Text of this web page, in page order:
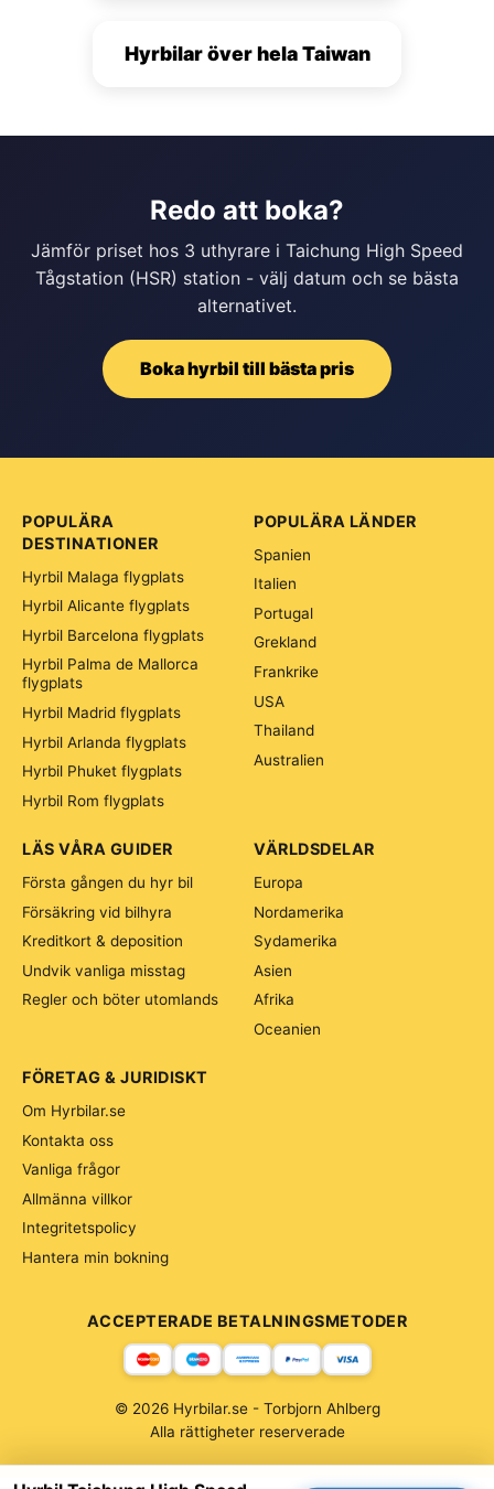
Hyrbilar över hela Taiwan
Redo att boka?
Jämför priset hos 3 uthyrare i Taichung High Speed
Tågstation (HSR) station - välj datum och se bästa
alternativet.
Boka hyrbil till bästa pris
POPULÄRA
DESTINATIONER
Hyrbil Malaga flygplats
Hyrbil Alicante flygplats
Hyrbil Barcelona flygplats
Hyrbil Palma de Mallorca
flygplats
Hyrbil Madrid flygplats
Hyrbil Arlanda flygplats
Hyrbil Phuket flygplats
Hyrbil Rom flygplats
POPULÄRA LÄNDER
Spanien
Italien
Portugal
Grekland
Frankrike
USA
Thailand
Australien
VÄRLDSDELAR
Europa
Nordamerika
Sydamerika
Asien
Afrika
Oceanien
LÄS VÅRA GUIDER
Första gången du hyr bil
Försäkring vid bilhyra
Kreditkort & deposition
Undvik vanliga misstag
Regler och böter utomlands
FÖRETAG & JURIDISKT
Om Hyrbilar.se
Kontakta oss
Vanliga frågor
Allmänna villkor
Integritetspolicy
Hantera min bokning
ACCEPTERADE BETALNINGSMETODER
© 2026 Hyrbilar.se - Torbjorn Ahlberg
Alla rättigheter reserverade